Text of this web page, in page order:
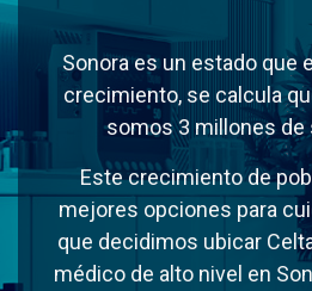
Sonora es un estado que
crecimiento, se calcula
somos 3 millones de
Este crecimiento de
mejores opciones para
que decidimos ubicar
médico de alto nivel en